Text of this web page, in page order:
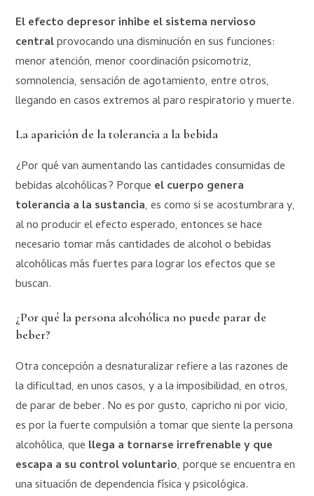
El efecto depresor inhibe el sistema nervioso
centralprovocando una disminución en sus funciones:
menor atención, menor coordinación psicomotriz,
somnolencia, sensación de agotamiento, entre otros,
llegando en casos extremos al paro respiratorio y muerte.
La aparición de la tolerancia a la bebida
¿Por qué van aumentando las cantidades consumidas de
bebidas alcohólicas? Porque el cuerpo genera
tolerancia a la sustancia, es como si se acostumbrara y,
al no producir el efecto esperado, entonces se hace
necesario tomar más cantidades de alcohol o bebidas
alcohólicas más fuertes para lograr los efectos que se
buscan.
¿Por qué la persona alcohólica no puede parar de
beber?
Otra concepción a desnaturalizar refiere a las razones de
la dificultad, en unos casos, y a la imposibilidad, en otros,
de parar de beber. No es por gusto, capricho ni por vicio,
es por la fuerte compulsión a tomar que siente la persona
alcohólica, que llega a tornarse irrefrenable y que
escapa a su control voluntario, porque se encuentra en
una situación de dependencia física y psicológica.